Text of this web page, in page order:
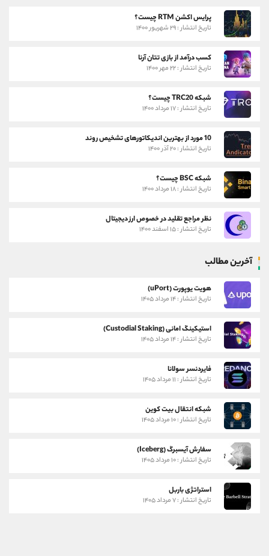
پرایس اکشن RTM چیست؟
تاریخ انتشار : ۲۹ شهریور ۱۴۰۰
کسب درآمد از بازی تتان آرنا
تاریخ انتشار : ۲۲ مهر ۱۴۰۰
شبکه TRC20 چیست؟
تاریخ انتشار : ۱۷ مرداد ۱۴۰۰
10 مورد از بهترین اندیکاتورهای تشخیص روند
تاریخ انتشار : ۲۰ آذر ۱۴۰۰
شبکه BSC چیست؟
تاریخ انتشار : ۱۸ مرداد ۱۴۰۰
نظر مراجع تقلید در خصوص ارز دیجیتال
تاریخ انتشار : ۱۵ اسفند ۱۴۰۰
آخرین مطالب
هویت یوپورت (uPort)
تاریخ انتشار : ۱۴ مرداد ۱۴۰۵
استیکینگ امانی (Custodial Staking)
تاریخ انتشار : ۱۴ مرداد ۱۴۰۵
فایردنسر سولانا
تاریخ انتشار : ۱۱ مرداد ۱۴۰۵
شبکه انتقال بیت کوین
تاریخ انتشار : ۱۰ مرداد ۱۴۰۵
سفارش آیسبرگ (Iceberg)
تاریخ انتشار : ۱۰ مرداد ۱۴۰۵
استراتژی باربل
تاریخ انتشار : ۷ مرداد ۱۴۰۵